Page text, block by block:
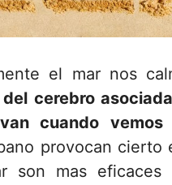
el mar nos
cerebro
cuando vemos
provocan cierto
son mas